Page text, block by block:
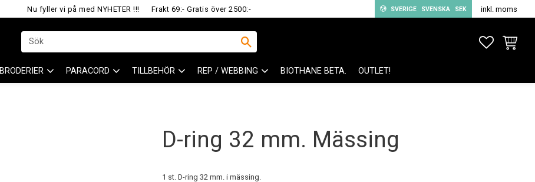
Nu fyller vi på med NYHETER !!! Frakt 69:- Gratis över 2500:- SVERIGE SVENSKA SEK inkl. moms
BRODERIER PARACORD TILLBEHÖR REP / WEBBING BIOTHANE BETA. OUTLET!
D-ring 32 mm. Mässing
1 st. D-ring 32 mm. i mässing.